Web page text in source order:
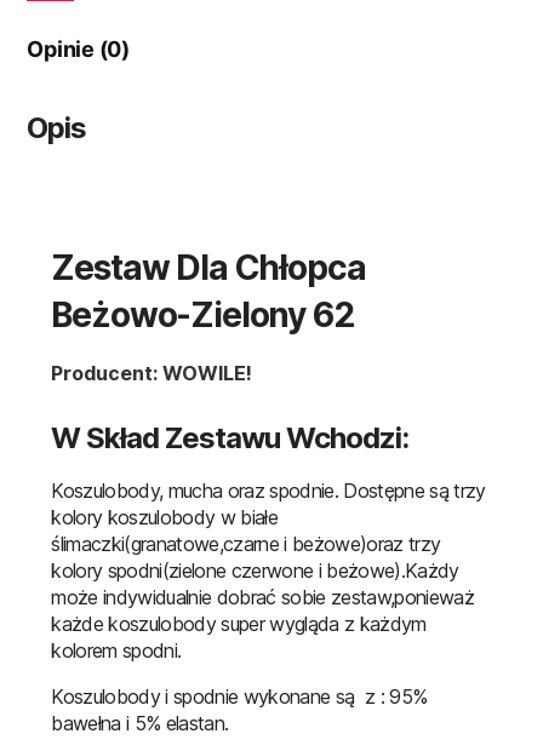
Opinie (0)
Opis
Zestaw Dla Chłopca
Beżowo-Zielony 62
Producent: WOWILE!
W Skład Zestawu Wchodzi:
Koszulobody, mucha oraz spodnie. Dostępne są trzy
kolory koszulobody w białe
ślimaczki(granatowe,czarne i beżowe)oraz trzy
kolory spodni(zielone czerwone i beżowe).Każdy
może indywidualnie dobrać sobie zestaw,ponieważ
każde koszulobody super wygląda z każdym
kolorem spodni.
Koszulobody i spodnie wykonane są z : 95%
bawełna i 5% elastan.